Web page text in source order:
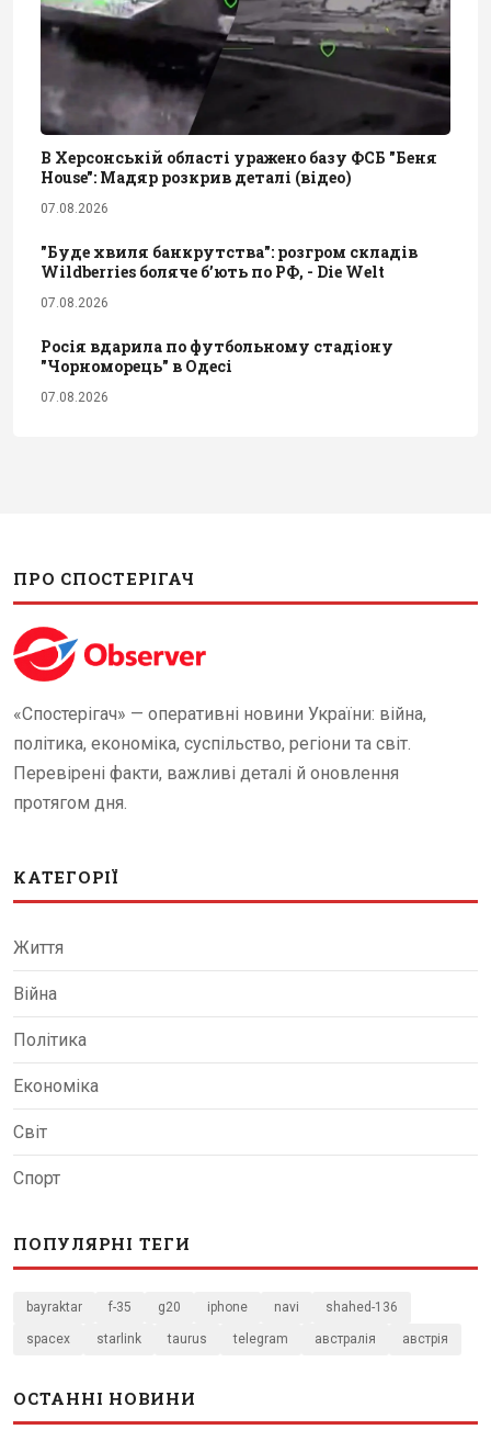
В Херсонській області уражено базу ФСБ "Беня
House": Мадяр розкрив деталі (відео)
07.08.2026
"Буде хвиля банкрутства": розгром складів
Wildberries боляче бʼють по РФ, - Die Welt
07.08.2026
Росія вдарила по футбольному стадіону
"Чорноморець" в Одесі
07.08.2026
ПРО СПОСТЕРІГАЧ
«Спостерігач» — оперативні новини України: війна,
політика, економіка, суспільство, регіони та світ.
Перевірені факти, важливі деталі й оновлення
протягом дня.
КАТЕГОРІЇ
Життя
Війна
Політика
Економіка
Світ
Спорт
ПОПУЛЯРНІ ТЕГИ
bayraktar f-35 g20 iphone navi shahed-136
spacex starlink taurus telegram австралія австрія
ОСТАННІ НОВИНИ